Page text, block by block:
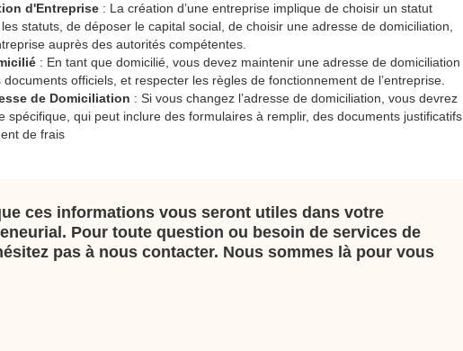
d'Entreprise : La création d’une entreprise implique de choisir un statut
statuts, de déposer le capital social, de choisir une adresse de domiciliation,
auprès des autorités compétentes.
: En tant que domicilié, vous devez maintenir une adresse de domiciliation
officiels, et respecter les règles de fonctionnement de l’entreprise.
de Domiciliation : Si vous changez l’adresse de domiciliation, vous devrez
spécifique, qui peut inclure des formulaires à remplir, des documents justificatifs
de frais
ces informations vous seront utiles dans votre
Pour toute question ou besoin de services de
pas à nous contacter. Nous sommes là pour vous